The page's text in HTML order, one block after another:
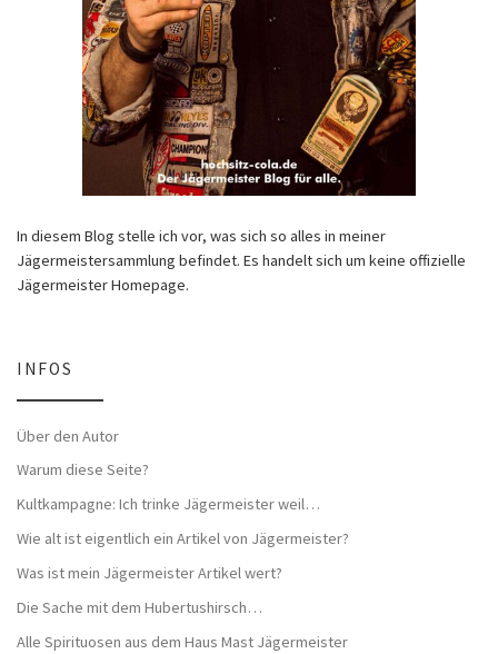
In diesem Blog stelle ich vor, was sich so alles in meiner
Jägermeistersammlung befindet. Es handelt sich um keine offizielle
Jägermeister Homepage.
INFOS
Über den Autor
Warum diese Seite?
Kultkampagne: Ich trinke Jägermeister weil…
Wie alt ist eigentlich ein Artikel von Jägermeister?
Was ist mein Jägermeister Artikel wert?
Die Sache mit dem Hubertushirsch…
Alle Spirituosen aus dem Haus Mast Jägermeister